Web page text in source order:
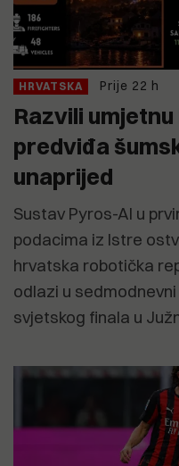
HRVATSKA Prije 22 h
Razvili
predviđa
unaprijed
Sustav Pyros-AI u
podacima iz Istre
hrvatska robotička
odlazi u
svjetskog finala u